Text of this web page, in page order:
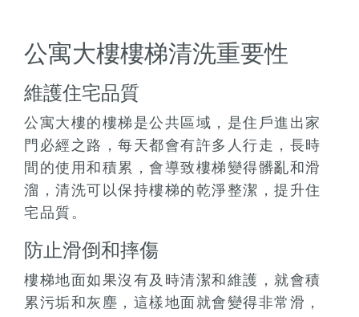
公寓大樓樓梯清洗重要性
維護住宅品質
公寓大樓的樓梯是公共區域，是住戶進出家
門必經之路，每天都會有許多人行走，長時
間的使用和積累，會導致樓梯變得髒亂和滑
溜，清洗可以保持樓梯的乾淨整潔，提升住
宅品質。
防止滑倒和摔傷
樓梯地面如果沒有及時清潔和維護，就會積
累污垢和灰塵，這樣地面就會變得非常滑，